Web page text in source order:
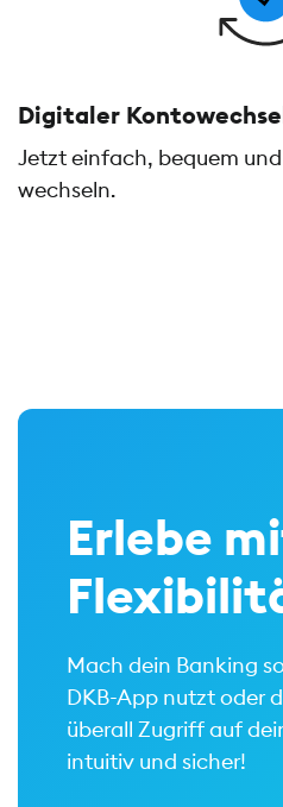
Digitaler
Jetzt einfach, bequem
wechseln.
Erlebe
Mach dein Banking
DKB-App nutzt oder
überall Zugriff auf
intuitiv und sicher!